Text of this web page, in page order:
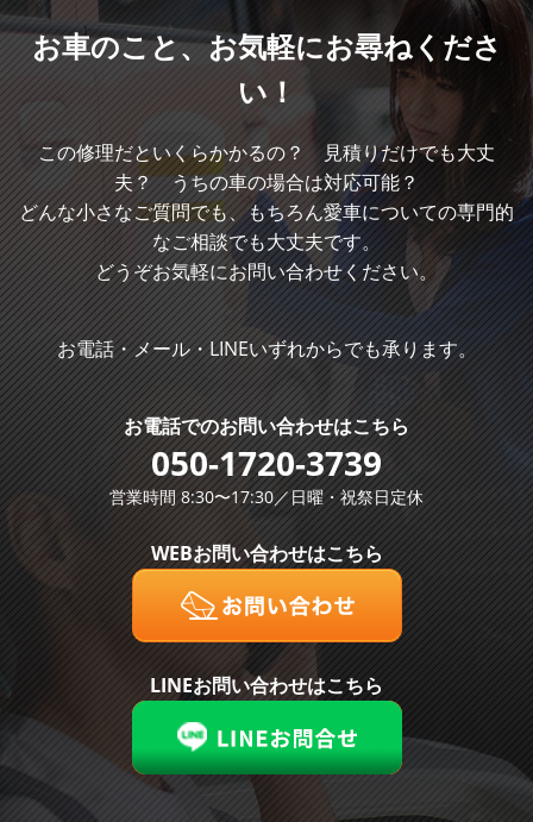
お車のこと、お気軽にお尋ねくださ
い！
この修理だといくらかかるの？ 見積りだけでも大丈
夫？ うちの車の場合は対応可能？
どんな小さなご質問でも、もちろん愛車についての専門的
なご相談でも大丈夫です。
どうぞお気軽にお問い合わせください。
お電話・メール・LINEいずれからでも承ります。
お電話でのお問い合わせはこちら
050-1720-3739
営業時間 8:30〜17:30／日曜・祝祭日定休
WEBお問い合わせはこちら
LINEお問い合わせはこちら